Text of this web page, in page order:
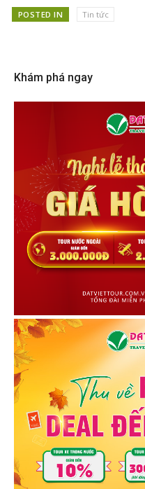
POSTED IN Tin tức
Khám phá ngay